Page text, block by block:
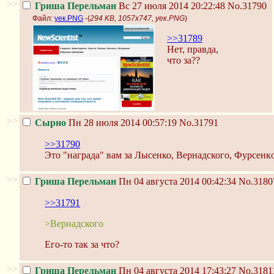
>> Гриша Перельман Вс 27 июля 2014 20:22:48 No.31790
Файл: уек.PNG -(294 KB, 1057x747, уек.PNG)
>>31789
Нет, правда,
что за??
>> Сырно Пн 28 июля 2014 00:57:19 No.31791
>>31790
Это "награда" вам за Лысенко, Вернадского,
>> Гриша Перельман Пн 04 августа 2014 00:42:34
>>31791
>Вернадского
Его-то так за что?
>> Гриша Перельман Пн 04 августа 2014 17:43:27